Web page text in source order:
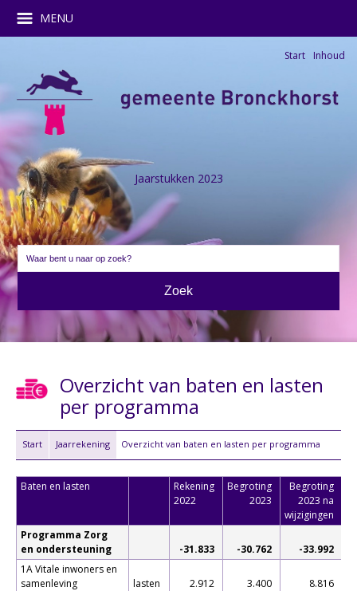
Jaarstukken 2023
Start Inhoud
MENU
Overzicht van baten en lasten
per programma
Start Jaarrekening Overzicht van baten en lasten per programma
Baten en lasten
Rekening
2022
Begroting
2023
Begroting
2023 na
wijzigingen
Programma Zorg
en ondersteuning
-31.833 -30.762 -33.992
1A Vitale inwoners en
samenleving
lasten 2.912 3.400
8.816